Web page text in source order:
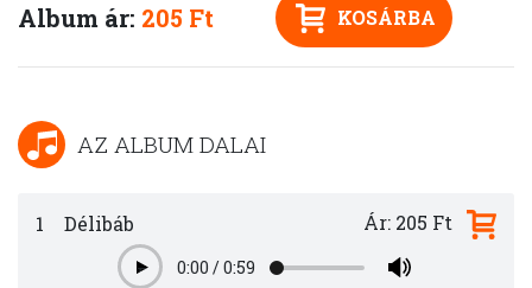
Album ár: 205 Ft KOSÁRBA
AZ ALBUM DALAI
1 Délibáb
Play0:00 /0:59
Ár: 205 Ft